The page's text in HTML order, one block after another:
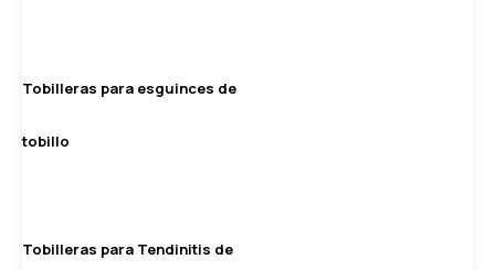
Tobilleras para esguinces de
tobillo
Tobilleras para Tendinitis de